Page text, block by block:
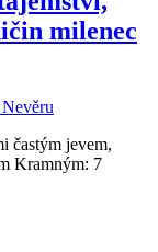
milenec
častým jevem,
Kramným: 7